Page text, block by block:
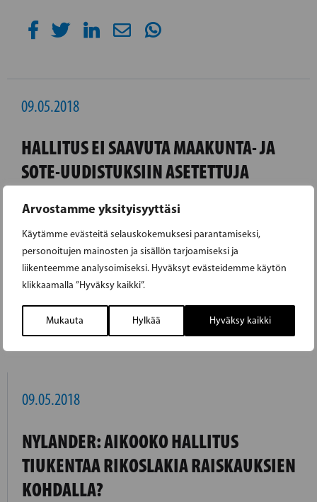
Arvostamme yksityisyyttäsi
Käytämme evästeitä selauskokemuksesi parantamiseksi,
personoitujen mainosten ja sisällön tarjoamiseksi ja
liikenteemme analysoimiseksi. Hyväksyt evästeidemme käytön
klikkaamalla ”Hyväksy kaikki”.
Mukauta Hylkää Hyväksy kaikki
09.05.2018
HALLITUS EI SAAVUTA MAAKUNTA- JA
SOTE-UUDISTUKSIIN ASETETTUJA
On käsittämätöntä, että näin isoa
rakennemuutosta halutaan toteuttaa ilman
minkäänlaista vaikutusten arviointia,
LUE EDELLINEN ARTIKKELI
09.05.2018
NYLANDER: AIKOOKO HALLITUS
TIUKENTAA RIKOSLAKIA RAISKAUKSIEN
KOHDALLA?